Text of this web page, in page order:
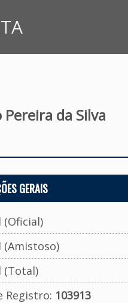
da Silva
GERAIS
(Total)
Registro: 103913